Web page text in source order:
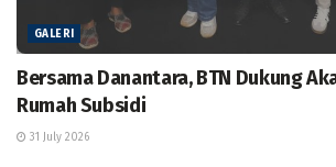
GALERI
Bersama Danantara, BTN Dukung
Rumah Subsidi
31 July 2026